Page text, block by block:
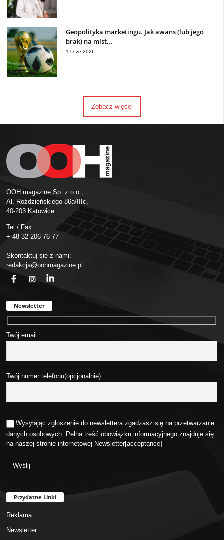
Geopolityka marketingu. Jak awans (lub jego
brak) na mist...
17 cze 2026
Zobacz więcej
OOH magazine Sp. z o.o.,
Al. Roździeńskiego 86a/IIIc,
40-203 Katowice
Tel / Fax:
+ 48 32 206 76 77
Skontaktuj się z nami:
redakcja@oohmagazine.pl
Newsletter
Twój email
Twój numer telefonu(opcjonalnie)
Wysyłając zgłoszenie do newslettera zgadzasz się na przetwarzanie
danych osobowych. Pełna treść obowiązku informacyjnego znajduje się
na naszej stronie internetowej Newsletter[acceptance]
Przydatne Linki
Reklama
Newsletter